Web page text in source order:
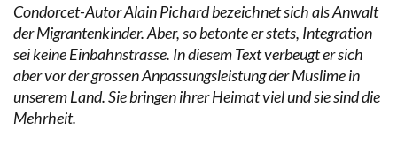
Condorcet-Autor Alain Pichard bezeichnet sich als Anwalt
der Migrantenkinder. Aber, so betonte er stets, Integration
sei keine Einbahnstrasse. In diesem Text verbeugt er sich
aber vor der grossen Anpassungsleistung der Muslime in
unserem Land. Sie bringen ihrer Heimat viel und sie sind die
Mehrheit.